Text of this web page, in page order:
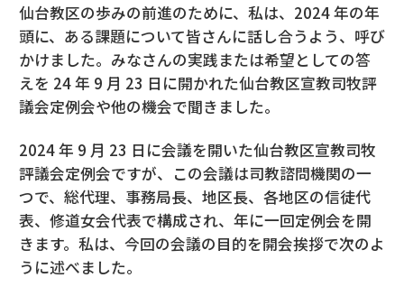
仙台教区の歩みの前進のために、私は、2024 年の年
頭に、ある課題について皆さんに話し合うよう、呼び
かけました。みなさんの実践または希望としての答
えを 24 年 9 月 23 日に開かれた仙台教区宣教司牧評
議会定例会や他の機会で聞きました。
2024 年 9 月 23 日に会議を開いた仙台教区宣教司牧
評議会定例会ですが、この会議は司教諮問機関の一
つで、総代理、事務局長、地区長、各地区の信徒代
表、修道女会代表で構成され、年に一回定例会を開
きます。私は、今回の会議の目的を開会挨拶で次のよ
うに述べました。